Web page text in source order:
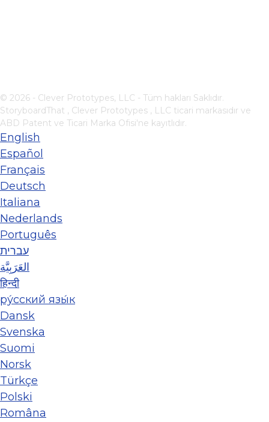
© 2026 - Clever Prototypes, LLC - Tüm hakları Saklıdır.
StoryboardThat , Clever Prototypes , LLC ticari markasıdır ve
ABD Patent ve Ticari Marka Ofisi'ne kayıtlıdır.
English
Español
Français
Deutsch
Italiana
Nederlands
Português
עברית
العَرَبِيَّة
हिन्दी
ру́сский язы́к
Dansk
Svenska
Suomi
Norsk
Türkçe
Polski
Româna